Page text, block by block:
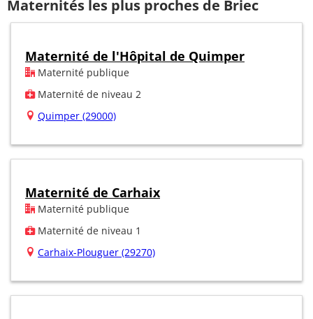
Maternités les plus proches de Briec
Maternité de l'Hôpital de Quimper
Maternité publique
Maternité de niveau 2
Quimper (29000)
Maternité de Carhaix
Maternité publique
Maternité de niveau 1
Carhaix-Plouguer (29270)